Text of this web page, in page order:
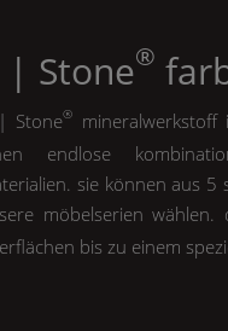
| Stone®
Stone®
endlose
sie können aus
möbelserien wählen.
bis zu einem